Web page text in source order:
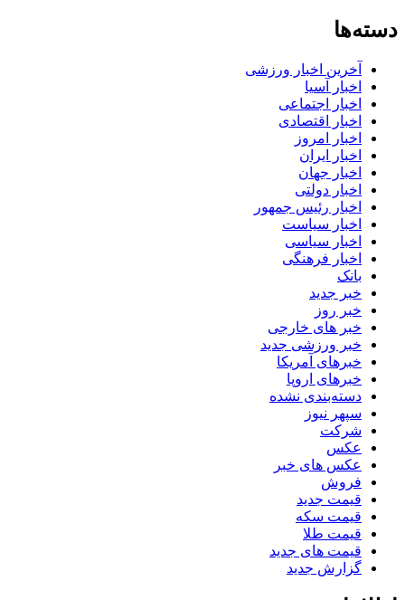
دسته‌ها
آخرین اخبار ورزشی
اخبار آسیا
اخبار اجتماعی
اخبار اقتصادی
اخبار امروز
اخبار ایران
اخبار جهان
اخبار دولتی
اخبار رئیس جمهور
اخبار سیاست
اخبار سیاسی
اخبار فرهنگی
بانک
خبر جدید
خبر روز
خبر های خارجی
خبر ورزشی جدید
خبرهای آمریکا
خبرهای اروپا
دسته‌بندی نشده
سپهر نیوز
شرکت
عکس
عکس های خبر
فروش
قیمت جدید
قیمت سکه
قیمت طلا
قیمت های جدید
گزارش جدید